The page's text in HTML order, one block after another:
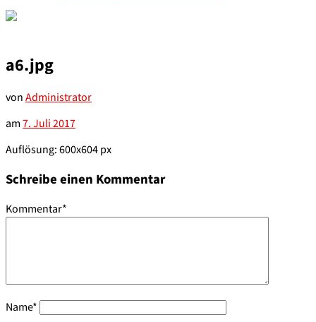
a6.jpg
vonAdministrator
am7. Juli 2017
Auflösung: 600x604 px
Schreibe einen Kommentar
Kommentar*
Name*